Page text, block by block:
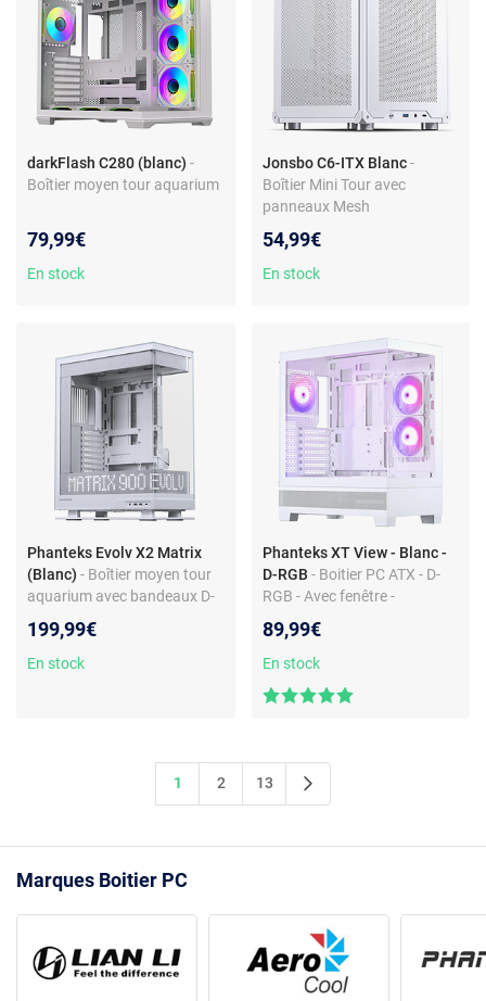
darkFlash C280 (blanc) -
Boîtier moyen tour aquarium
79,99€
En stock
Jonsbo C6-ITX Blanc -
Boîtier Mini Tour avec
panneaux Mesh
54,99€
En stock
Phanteks Evolv X2 Matrix
(Blanc) - Boîtier moyen tour
aquarium avec bandeaux D-
intégré à 900 LED
199,99€
En stock
Phanteks XT View - Blanc -
D-RGB - Boitier PC ATX - D-
RGB - Avec fenêtre -
alimentation
89,99€
En stock
1 2 13
Marques Boitier PC